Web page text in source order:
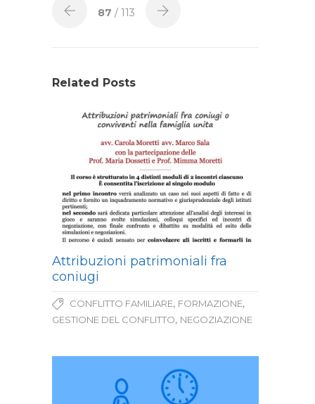
87 / 113
Related Posts
Attribuzioni patrimoniali fra
coniugi
CONFLITTO FAMILIARE, FORMAZIONE,
GESTIONE DEL CONFLITTO, NEGOZIAZIONE